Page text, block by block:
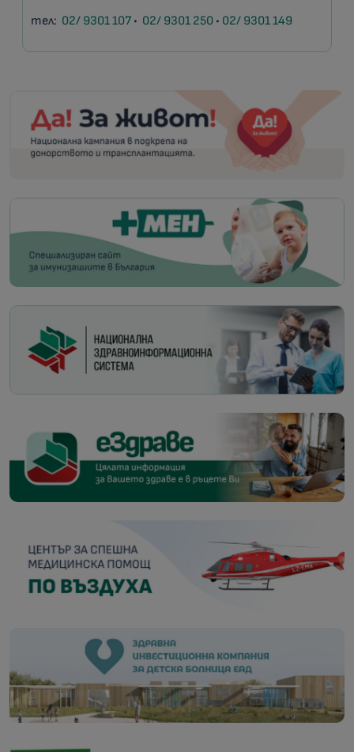
тел: 02/ 9301 107 • 02/ 9301 250 • 02/ 9301 149